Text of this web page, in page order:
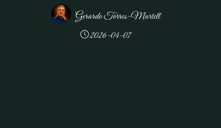
Gerardo Torres-Martell
2026-04-07